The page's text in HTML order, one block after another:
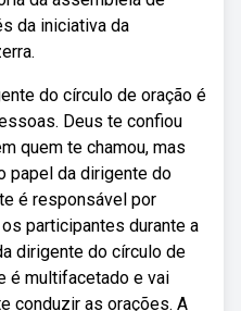
da iniciativa da
do círculo de oração é
Deus te confiou
quem te chamou, mas
papel da dirigente do
é responsável por
participantes durante a
dirigente do círculo de
é multifacetado e vai
conduzir as orações. A